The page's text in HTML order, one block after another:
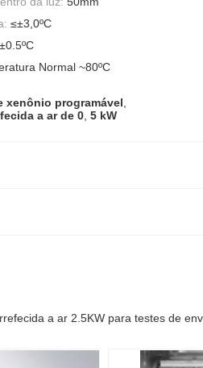
≤±3,0ºC
Normal ~80ºC
xenônio programável
a ar de 0 5 kW
a ar 2.5KW para testes de